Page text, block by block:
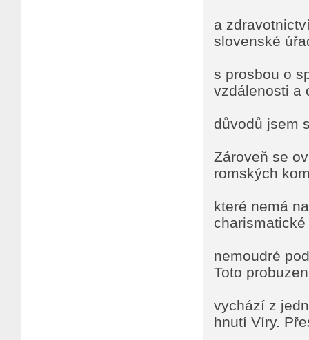
a
slovenské
s prosbou o
vzdálenosti a
důvodů jsem
Zároveň se
romských
které nemá
nemoudré
Toto
vychází z
hnutí Víry.